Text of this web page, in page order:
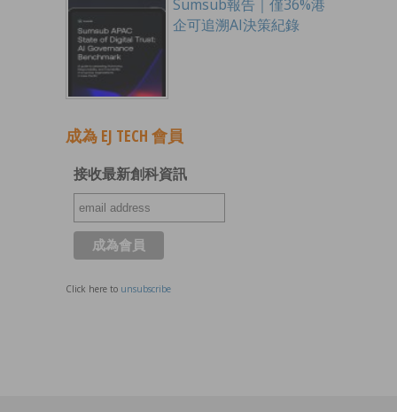
Sumsub報告｜僅36%港
企可追溯AI決策紀錄
成為 EJ TECH 會員
接收最新創科資訊
Click here to unsubscribe